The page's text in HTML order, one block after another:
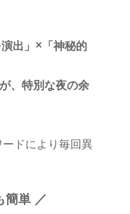
出」×「神秘的
、特別な夜の余
ドにより毎回異
簡単 ／